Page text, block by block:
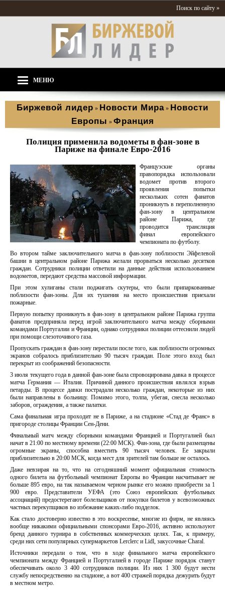
Поиск по сайту »
МЕНЮ
Биржевой лидер » Новости Мира » Новости
Европы » Франция
Полиция применила водометы в фан-зоне в
Париже на финале Евро-2016
Французские органы
правопорядка использовали
водомет против второго
проявления попытки
нескольких сотен фанатов
проникнуть в переполненную
фан-зону в центральном
районе Парижа, где
проводится трансляция
финал европейского
чемпионата по футболу.
Во втором тайме заключительного матча в фан-зону поблизости Эйфелевой
башни в центральном районе Парижа желали прорваться несколько десятков
граждан. Сотрудники полиции ответили на данные действия использованием
водометов, передают средства массовой информации.
При этом хулиганы стали поджигать скутеры, что были припаркованные
поблизости фан-зоны. Для их тушения на место происшествия приехали
пожарные.
Первую попытку проникнуть в фан-зону в центральном районе Парижа группа
фанатов предприняла перед игрой заключительного матча между сборными
командами Португалии и Франции, однако сотрудники полиции оттеснили людей
при помощи слезоточивого газа.
Пропускать граждан в фан-зону перестали после того, как поблизости огромных
экранов собралось приблизительно 90 тысяч граждан. Поле этого вход был
перекрыт из соображений безопасности.
3 июля текущего года в данной фан-зоне была спровоцирована давка в процессе
матча Германия — Италия. Причиной данного происшествия являлся взрыв
петарды. В процессе давки пострадали несколько граждан, некоторые из них
были направлены в больницу. Помимо этого, толпа, убегая, снесла несколько
заборов, ограждения, а также палатки.
Сама финальная игра проходит не в Париже, а на стадионе «Стад де Франс» в
пригороде столицы Франции Сен-Дени.
Финальный матч между сборными командами Францией и Португалией был
начат в 21:00 по местному времени (22:00 МСК). Фан-зона, где были размещены
огромные экраны, способна вместить 90 тысяч человек. Ее закрыли
приблизительно в 20:00 МСК, когда мест для зрителей там больше не осталось.
Даже невзирая на то, что на сегодняшний момент официальная стоимость
одного билета на футбольный чемпионат Европы во Франции насчитывает не
больше 895 евро, на так называемом черном рынке его можно приобрести за 1
900 евро. Представители УЕФА (это Союз европейских футбольных
ассоциаций) предостерегают болельщиков от покупки билетов у всевозможных
частных перекупщиков во избежание каких-либо подделок.
Как стало достоверно известно в это воскресенье, многие из фирм, не являясь
вообще никакими официальными спонсорами Евро-2016, активно используют
бренд данного турнира в собственных коммерческих целях. Так, к примеру,
среди них сети популярных супермаркетов Lerclerc и Lidl, закусочные Charal.
Источники передали о том, что в ходе финального матча европейского
чемпионата между Францией и Португалией в городе Париже порядок станут
обеспечивать около 3 400 сотрудников полиции. Из них 1 300 будут нести
службу непосредственно на стадионе, а вот 400 стражей порядка дежурить будут
в местном метро.